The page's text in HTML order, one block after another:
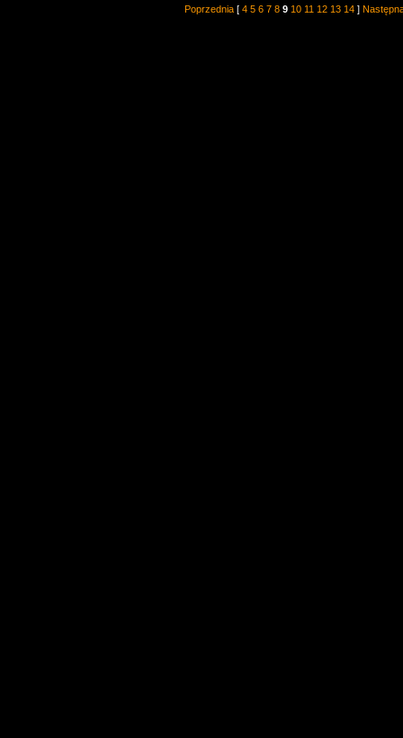
Poprzednia[ 4 5 6 7 8 9 10 11 12 13 14 ]